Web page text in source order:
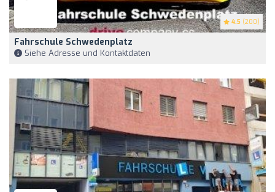
4.5 (200)
Fahrschule Schwedenplatz
Siehe Adresse und Kontaktdaten